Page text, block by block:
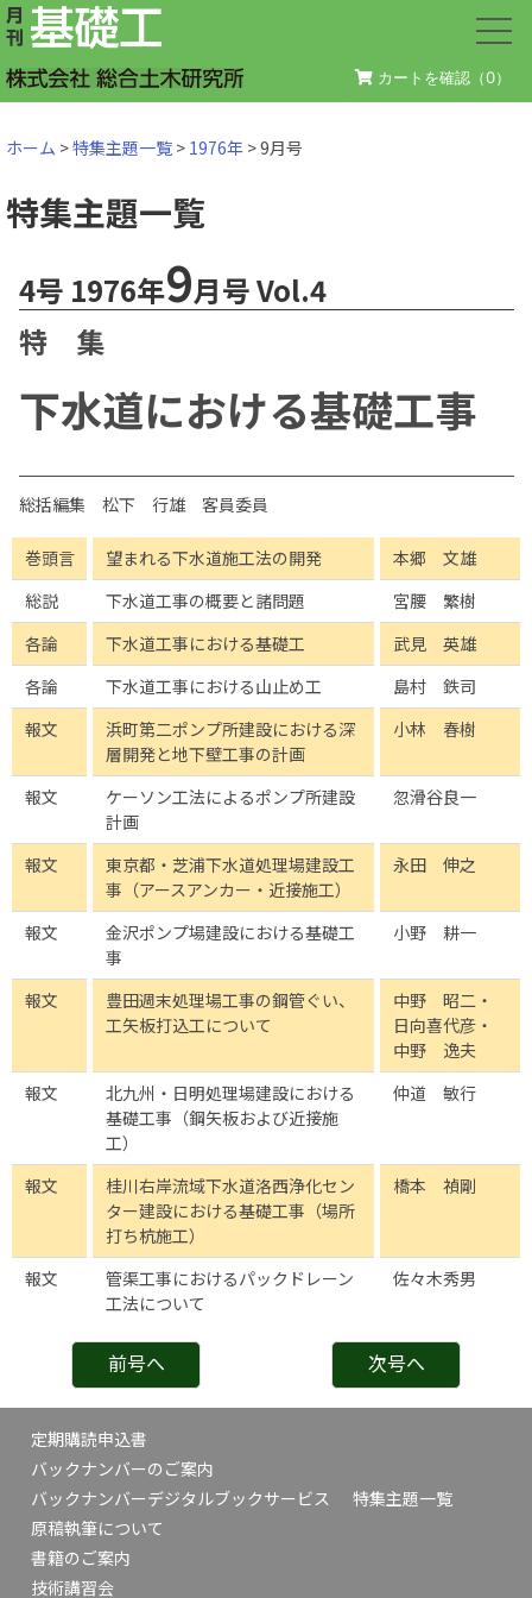
カートを確認（0）
ホーム >特集主題一覧 > 1976年 > 9月号
特集主題一覧
4号 1976年9月号 Vol.4
特 集
下水道における基礎工事
総括編集 松下 行雄 客員委員
巻頭言 望まれる下水道施工法の開発
本郷 文雄
総説
下水道工事の概要と諸問題
宮腰 繁樹
各論
下水道工事における基礎工
武見 英雄
各論
下水道工事における山止め工
島村 鉄司
報文
浜町第二ポンプ所建設における深
層開発と地下壁工事の計画
小林 春樹
報文
ケーソン工法によるポンプ所建設
計画
忽滑谷良一
報文
東京都・芝浦下水道処理場建設工
事（アースアンカー・近接施工）
永田 伸之
報文
金沢ポンプ場建設における基礎工
事
小野 耕一
報文
豊田週末処理場工事の鋼管ぐい、
工矢板打込工について
中野 昭二・
日向喜代彦・
中野 逸夫
報文
北九州・日明処理場建設における
基礎工事（鋼矢板および近接施
工）
仲道 敏行
報文
桂川右岸流域下水道洛西浄化セン
ター建設における基礎工事（場所
打ち杭施工）
橋本 禎剛
報文
管渠工事におけるパックドレーン
工法について
佐々木秀男
前号へ 次号へ
定期購読申込書
バックナンバーのご案内
バックナンバーデジタルブックサービス
特集主題一覧
原稿執筆について
書籍のご案内
技術講習会